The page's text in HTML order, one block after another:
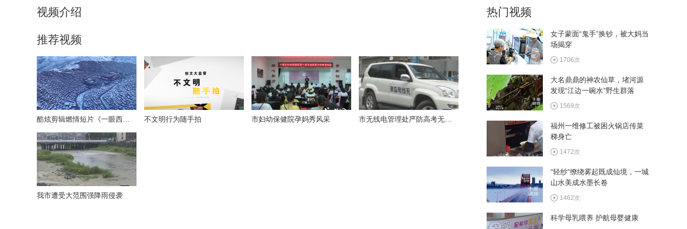
十堰柏林派出所来了位“稀
客”，竟是国家重点保护动物
虎年观虎！快来十堰动物园
里沾“虎”气
“不速之客”闯进十堰人医，
它想找医生看看嘴巴？
视频介绍
推荐视频
不文明行为随手拍 市妇幼保健院孕妈秀风采
我市遭受大范围强降雨侵袭
热门视频
女子蒙面“鬼手”换钞，被大妈当
场揭穿
1706次
大名鼎鼎的神农仙草，堵河源
发现“江边一碗水”野生群落
1569次
福州一维修工被困火锅店传菜
梯身亡
1472次
“轻纱”缭绕雾起既成仙境，一城
山水美成水墨长卷
1462次
科学母乳喂养 护航母婴健康